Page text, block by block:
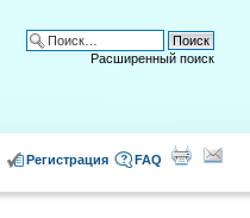
Расширенный поиск
FAQ
Регистрация